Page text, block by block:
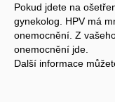
Pokud jdete na
gynekolog. HPV má
onemocnění. Z
onemocnění jde.
Další informace